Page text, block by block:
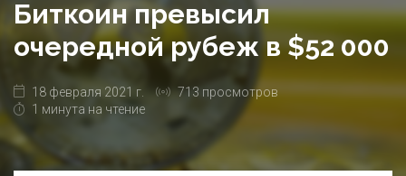
Биткоин превысил
очередной рубеж в $52 000
18 февраля 2021 г.
713 просмотров
1 минута на чтение